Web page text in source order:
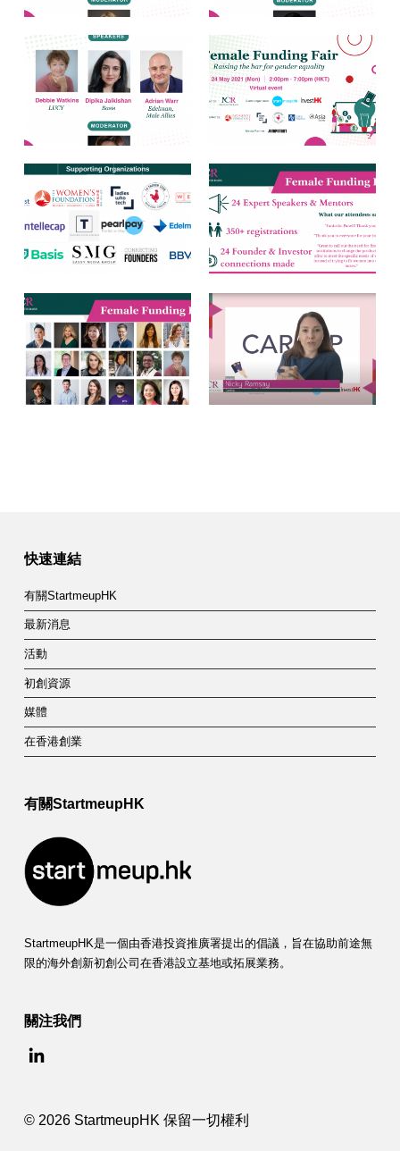
快速連結
有關StartmeupHK
最新消息
活動
初創資源
媒體
在香港創業
有關StartmeupHK
StartmeupHK是一個由香港投資推廣署提出的倡議，旨在協助前途無
限的海外創新初創公司在香港設立基地或拓展業務。
關注我們
© 2026 StartmeupHK 保留一切權利